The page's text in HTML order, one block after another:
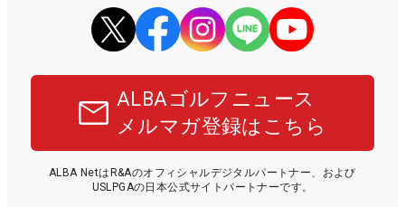
ALBAゴルフニュース
メルマガ登録はこちら
ALBA NetはR&Aのオフィシャルデジタルパートナー、および
USLPGAの日本公式サイトパートナーです。